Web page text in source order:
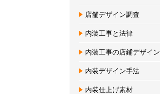
店舗デザイン調査
内装工事と法律
内装工事の店鋪デザイン
内装デザイン手法
内装仕上げ素材